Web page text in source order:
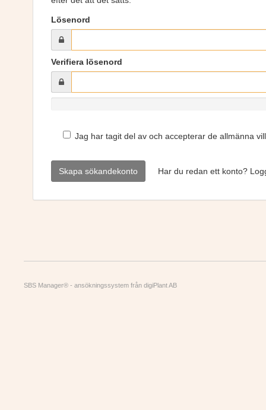
Lösenord
Verifiera lösenord
Jag har tagit del av och accepterar de allmänna
Har du redan ett konto?
SBS Manager® - ansökningssystem från digiPlant AB